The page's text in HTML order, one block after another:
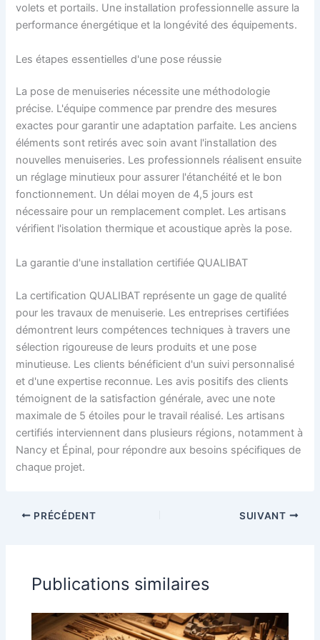
volets et portails. Une installation professionnelle assure la
performance énergétique et la longévité des équipements.
Les étapes essentielles d'une pose réussie
La pose de menuiseries nécessite une méthodologie
précise. L'équipe commence par prendre des mesures
exactes pour garantir une adaptation parfaite. Les anciens
éléments sont retirés avec soin avant l'installation des
nouvelles menuiseries. Les professionnels réalisent ensuite
un réglage minutieux pour assurer l'étanchéité et le bon
fonctionnement. Un délai moyen de 4,5 jours est
nécessaire pour un remplacement complet. Les artisans
vérifient l'isolation thermique et acoustique après la pose.
La garantie d'une installation certifiée QUALIBAT
La certification QUALIBAT représente un gage de qualité
pour les travaux de menuiserie. Les entreprises certifiées
démontrent leurs compétences techniques à travers une
sélection rigoureuse de leurs produits et une pose
minutieuse. Les clients bénéficient d'un suivi personnalisé
et d'une expertise reconnue. Les avis positifs des clients
témoignent de la satisfaction générale, avec une note
maximale de 5 étoiles pour le travail réalisé. Les artisans
certifiés interviennent dans plusieurs régions, notamment à
Nancy et Épinal, pour répondre aux besoins spécifiques de
chaque projet.
PRÉCÉDENT SUIVANT
Publications similaires